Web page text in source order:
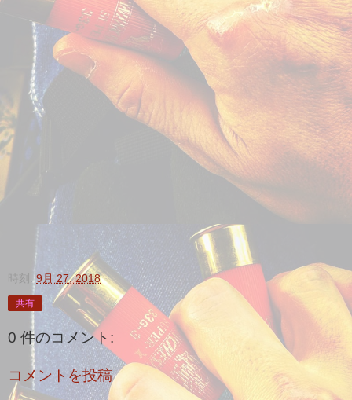
時刻:9月 27, 2018
共有
0 件のコメント:
コメントを投稿